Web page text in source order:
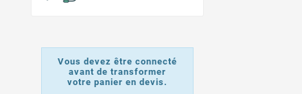
Vous devez être connecté
avant de transformer
votre panier en devis.